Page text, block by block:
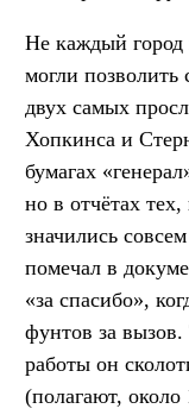
Не каждый город
могли позволить
двух самых
Хопкинса и
бумагах
но в отчётах
значились
помечал в
«за спасибо»,
фунтов за
работы он
(полагают,